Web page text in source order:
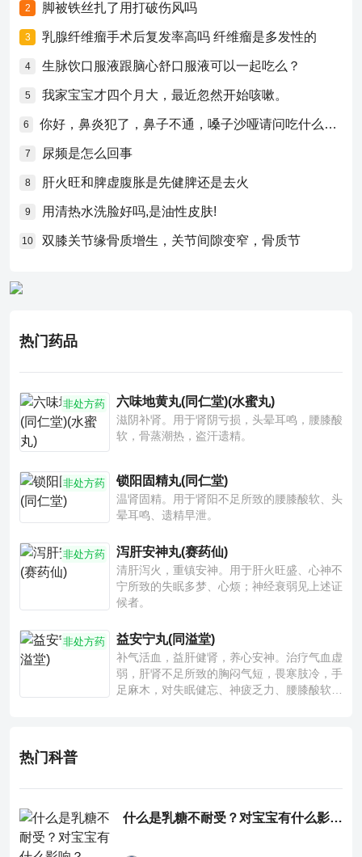
2 脚被铁丝扎了用打破伤风吗
3 乳腺纤维瘤手术后复发率高吗 纤维瘤是多发性的
4 生脉饮口服液跟脑心舒口服液可以一起吃么？
5 我家宝宝才四个月大，最近忽然开始咳嗽。
6 你好，鼻炎犯了，鼻子不通，嗓子沙哑请问吃什么药比较好？
7 尿频是怎么回事
8 肝火旺和脾虚腹胀是先健脾还是去火
9 用清热水洗脸好吗,是油性皮肤!
10 双膝关节缘骨质增生，关节间隙变窄，骨质节
热门药品
非处方药 六味地黄丸(同仁堂)(水蜜丸)
滋阴补肾。用于肾阴亏损，头晕耳鸣，腰膝酸
软，骨蒸潮热，盗汗遗精。
非处方药 锁阳固精丸(同仁堂)
温肾固精。用于肾阳不足所致的腰膝酸软、头
晕耳鸣、遗精早泄。
非处方药 泻肝安神丸(赛药仙)
清肝泻火，重镇安神。用于肝火旺盛、心神不
宁所致的失眠多梦、心烦；神经衰弱见上述证
候者。
非处方药 益安宁丸(同溢堂)
补气活血，益肝健肾，养心安神。治疗气血虚
弱，肝肾不足所致的胸闷气短，畏寒肢冷，手
足麻木，对失眠健忘、神疲乏力、腰膝酸软也
热门科普
什么是乳糖不耐受？对宝宝有什么影响？